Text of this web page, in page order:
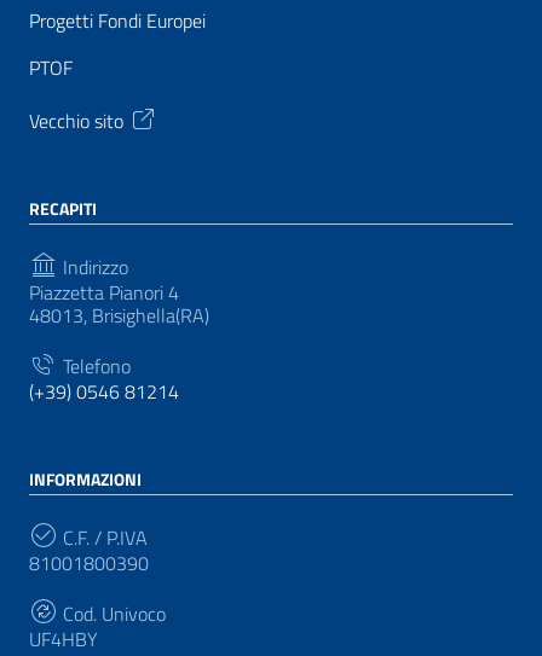
Progetti Fondi Europei
PTOF
Vecchio sito
RECAPITI
Indirizzo
Piazzetta Pianori 4
48013, Brisighella(RA)
Telefono
(+39) 0546 81214
INFORMAZIONI
C.F. / P.IVA
81001800390
Cod. Univoco
UF4HBY